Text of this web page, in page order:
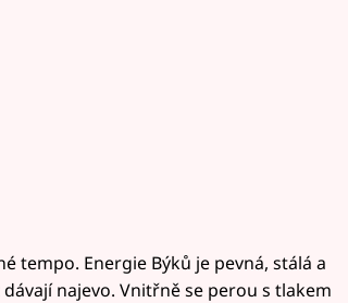
tempo. Energie Býků je pevná, stálá a
najevo. Vnitřně se perou s tlakem